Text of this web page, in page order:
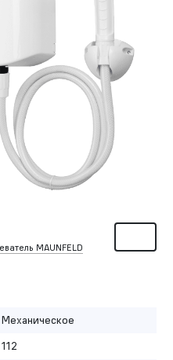
MAUNFELD
Механическое
112